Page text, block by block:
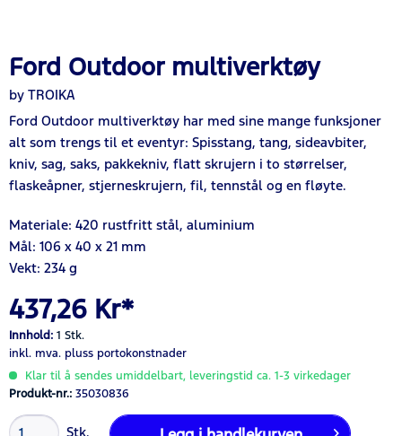
Ford Outdoor multiverktøy
by TROIKA
Ford Outdoor multiverktøy har med sine mange funksjoner
alt som trengs til et eventyr: Spisstang, tang, sideavbiter,
kniv, sag, saks, pakkekniv, flatt skrujern i to størrelser,
flaskeåpner, stjerneskrujern, fil, tennstål og en fløyte.
Materiale: 420 rustfritt stål, aluminium
Mål: 106 x 40 x 21 mm
Vekt: 234 g
437,26 Kr*
Innhold: 1 Stk.
inkl. mva. pluss portokonstnader
Klar til å sendes umiddelbart, leveringstid ca. 1-3 virkedager
Produkt-nr.: 35030836
Stk.